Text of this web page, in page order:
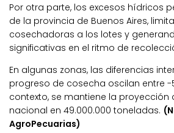
Por otra parte, los excesos hídricos
de la provincia de Buenos Aires,
cosechadoras a los lotes y
significativas en el ritmo de
En algunas zonas, las diferencias
progreso de cosecha oscilan entre -5
contexto, se mantiene la proyección
nacional en 49.000.000 toneladas.
AgroPecuarias)